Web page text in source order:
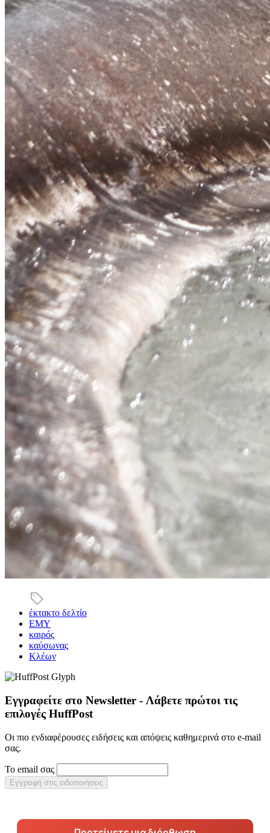
έκτακτο δελτίο
ΕΜΥ
καιρός
καύσωνας
Κλέων
Εγγραφείτε στο Newsletter - Λάβετε πρώτοι τις
επιλογές HuffPost
Οι πιο ενδιαφέρουσες ειδήσεις και απόψεις καθημερινά στο e-mail
σας.
Το email σας
Εγγραφή στις ειδοποιήσεις